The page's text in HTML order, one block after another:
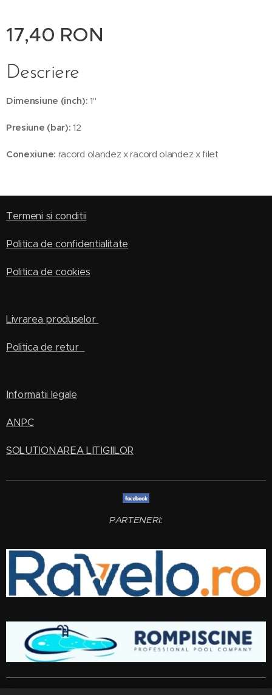
17,40 RON
Descriere
Dimensiune (inch): 1"
Presiune (bar): 12
Conexiune: racord olandez x racord olandez x filet
Termeni si conditii
Politica de confidentialitate
Politica de cookies
Livrarea produselor
Politica de retur
Informatii legale
ANPC
SOLUTIONAREA LITIGIILOR
PARTENERI: